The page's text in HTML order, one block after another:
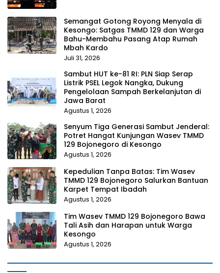
Semangat Gotong Royong Menyala di
Kesongo: Satgas TMMD 129 dan Warga
Bahu-Membahu Pasang Atap Rumah
Mbah Kardo
Juli 31, 2026
Sambut HUT ke-81 RI: PLN Siap Serap
Listrik PSEL Legok Nangka, Dukung
Pengelolaan Sampah Berkelanjutan di
Jawa Barat
Agustus 1, 2026
Senyum Tiga Generasi Sambut Jenderal:
Potret Hangat Kunjungan Wasev TMMD
129 Bojonegoro di Kesongo
Agustus 1, 2026
Kepedulian Tanpa Batas: Tim Wasev
TMMD 129 Bojonegoro Salurkan Bantuan
Karpet Tempat Ibadah
Agustus 1, 2026
Tim Wasev TMMD 129 Bojonegoro Bawa
Tali Asih dan Harapan untuk Warga
Kesongo
Agustus 1, 2026